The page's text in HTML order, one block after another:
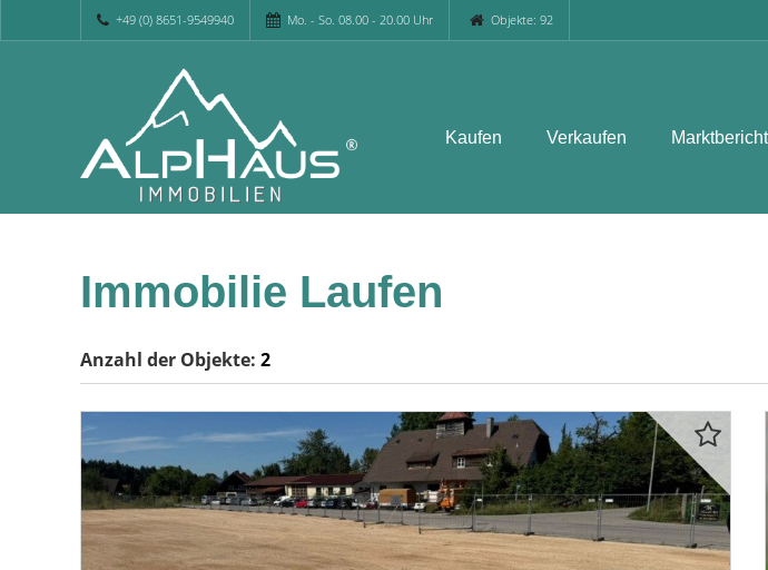
+49 (0) 8651-9549940 Mo. - So. 08.00 - 20.00 Uhr Objekte: 92
Kaufen Verkaufen Marktbericht
Immobilie Laufen
Anzahl der Objekte: 2